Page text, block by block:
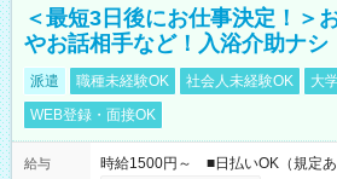
＜最短3日後にお仕事決定！＞
やお話相手など！入浴介助ナシ
派遣 職種未経験OK 社会人未経験OK 大
WEB登録・面接OK
給与
時給1500円～ ■日払いOK（規定